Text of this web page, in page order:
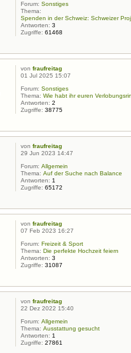
Forum: Sonstiges
Thema:
Spenden in der Schweiz: Schweizer
Antworten: 3
Zugriffe: 61468
von fraufreitag
01 Jul 2025 15:07
Forum: Sonstiges
Thema: Wie habt ihr euren
Antworten: 2
Zugriffe: 38775
von fraufreitag
29 Jun 2023 14:47
Forum: Allgemein
Thema: Auf der Suche nach Balance
Antworten: 1
Zugriffe: 65172
von fraufreitag
07 Feb 2023 16:27
Forum: Freizeit & Sport
Thema: Die perfekte Hochzeit feiern
Antworten: 3
Zugriffe: 31087
von fraufreitag
22 Dez 2022 15:40
Forum: Allgemein
Thema: Ausstattung gesucht
Antworten: 1
Zugriffe: 27861